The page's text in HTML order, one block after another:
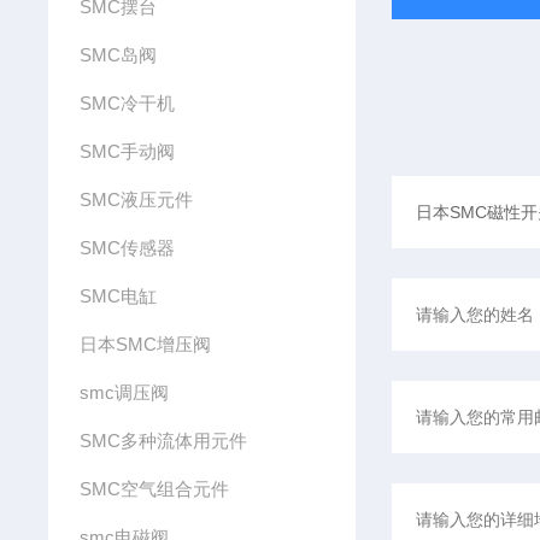
SMC摆台
SMC岛阀
SMC冷干机
SMC手动阀
SMC液压元件
SMC传感器
SMC电缸
日本SMC增压阀
smc调压阀
SMC多种流体用元件
SMC空气组合元件